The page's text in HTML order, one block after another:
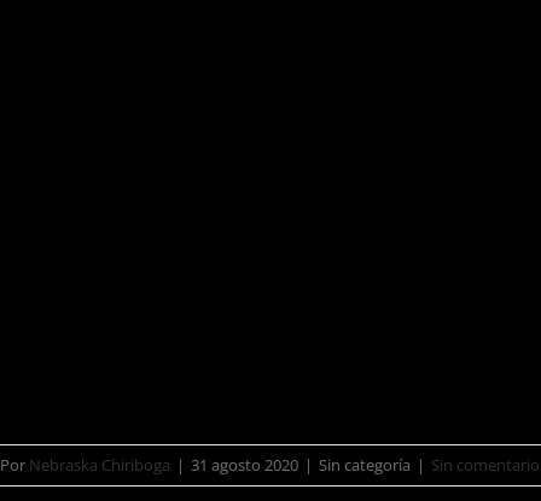
Por Nebraska Chiriboga | 31 agosto 2020 | Sin categoría | Sin